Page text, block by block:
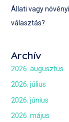
Állati vagy
választás?
Archív
2026. augusztus
2026. július
2026. június
2026. május